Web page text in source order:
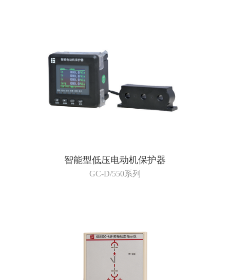
智能型低压电动机保护器
GC-D/550系列